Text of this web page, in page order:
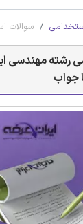
سوالات
رشته مهندسی
جواب